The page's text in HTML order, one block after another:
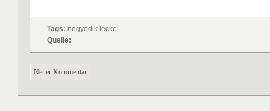
Tags: negyedik lecke
Quelle:
Neuer Kommentar